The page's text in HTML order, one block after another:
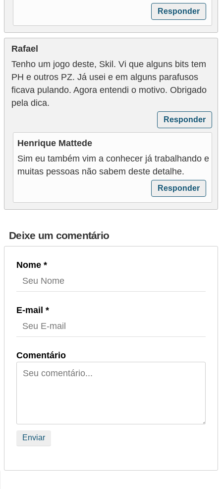
Responder
Rafael
Tenho um jogo deste, Skil. Vi que alguns bits tem
PH e outros PZ. Já usei e em alguns parafusos
ficava pulando. Agora entendi o motivo. Obrigado
pela dica.
Responder
Henrique Mattede
Sim eu também vim a conhecer já trabalhando e
muitas pessoas não sabem deste detalhe.
Responder
Deixe um comentário
Nome *
E-mail *
Comentário